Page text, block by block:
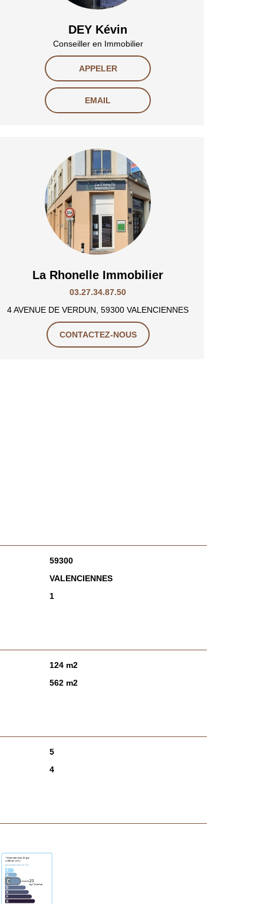
DEY Kévin
Conseiller en Immobilier
APPELER
EMAIL
La Rhonelle Immobilier
03.27.34.87.50
4 AVENUE DE VERDUN, 59300 VALENCIENNES
CONTACTEZ-NOUS
59300
VALENCIENNES
1
124 m2
562 m2
5
4